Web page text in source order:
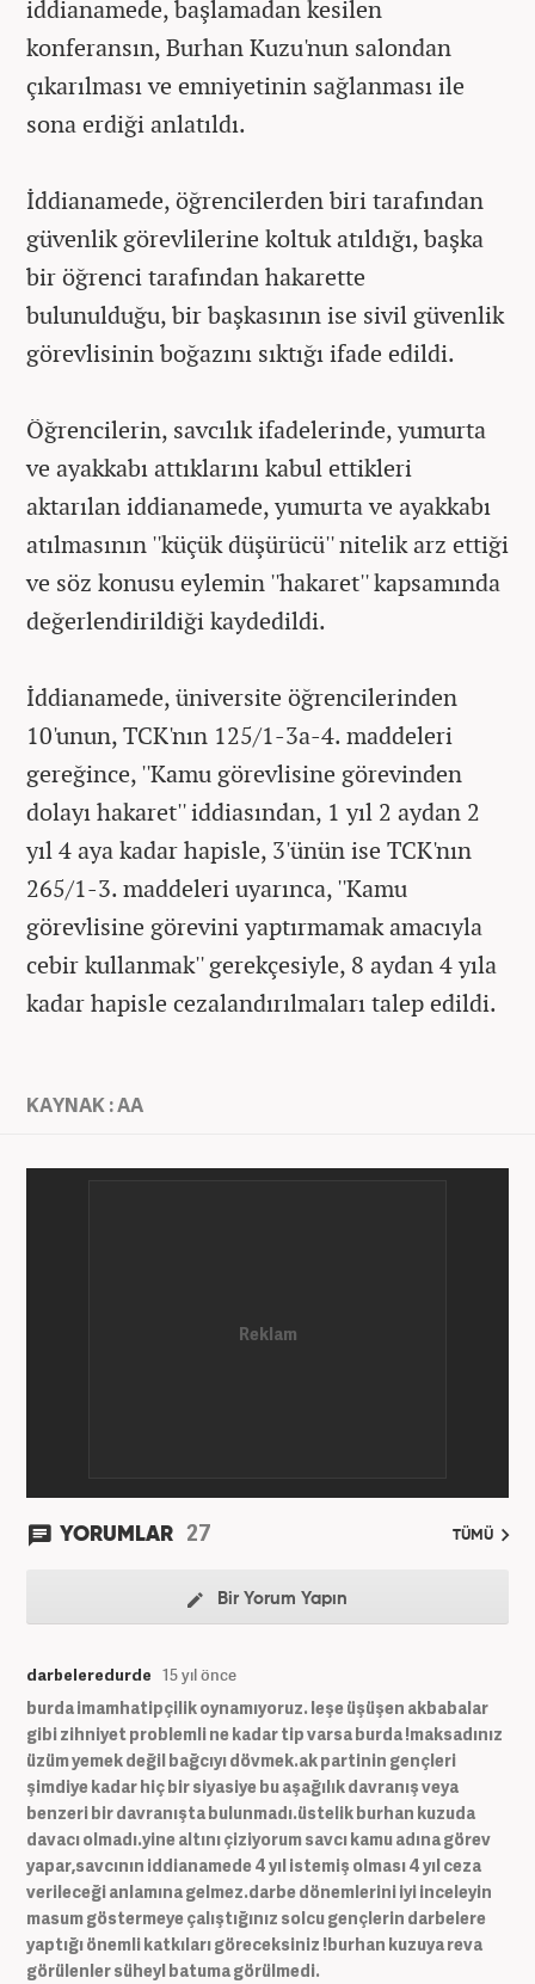
iddianamede, başlamadan kesilen
konferansın, Burhan Kuzu'nun salondan
çıkarılması ve emniyetinin sağlanması ile
sona erdiği anlatıldı.
İddianamede, öğrencilerden biri tarafından
güvenlik görevlilerine koltuk atıldığı, başka
bir öğrenci tarafından hakarette
bulunulduğu, bir başkasının ise sivil güvenlik
görevlisinin boğazını sıktığı ifade edildi.
Öğrencilerin, savcılık ifadelerinde, yumurta
ve ayakkabı attıklarını kabul ettikleri
aktarılan iddianamede, yumurta ve ayakkabı
atılmasının ''küçük düşürücü'' nitelik arz ettiği
ve söz konusu eylemin ''hakaret'' kapsamında
değerlendirildiği kaydedildi.
İddianamede, üniversite öğrencilerinden
10'unun, TCK'nın 125/1-3a-4. maddeleri
gereğince, ''Kamu görevlisine görevinden
dolayı hakaret'' iddiasından, 1 yıl 2 aydan 2
yıl 4 aya kadar hapisle, 3'ünün ise TCK'nın
265/1-3. maddeleri uyarınca, ''Kamu
görevlisine görevini yaptırmamak amacıyla
cebir kullanmak'' gerekçesiyle, 8 aydan 4 yıla
kadar hapisle cezalandırılmaları talep edildi.
KAYNAK : AA
YORUMLAR 27 TÜMÜ
Bir Yorum Yapın
darbeleredurde 15 yıl önce
burda imamhatipçilik oynamıyoruz. leşe üşüşen akbabalar
gibi zihniyet problemli ne kadar tip varsa burda !maksadınız
üzüm yemek değil bağcıyı dövmek.ak partinin gençleri
şimdiye kadar hiç bir siyasiye bu aşağılık davranış veya
benzeri bir davranışta bulunmadı.üstelik burhan kuzuda
davacı olmadı.yine altını çiziyorum savcı kamu adına görev
yapar,savcının iddianamede 4 yıl istemiş olması 4 yıl ceza
verileceği anlamına gelmez.darbe dönemlerini iyi inceleyin
masum göstermeye çalıştığınız solcu gençlerin darbelere
yaptığı önemli katkıları göreceksiniz !burhan kuzuya reva
görülenler süheyl batuma görülmedi.